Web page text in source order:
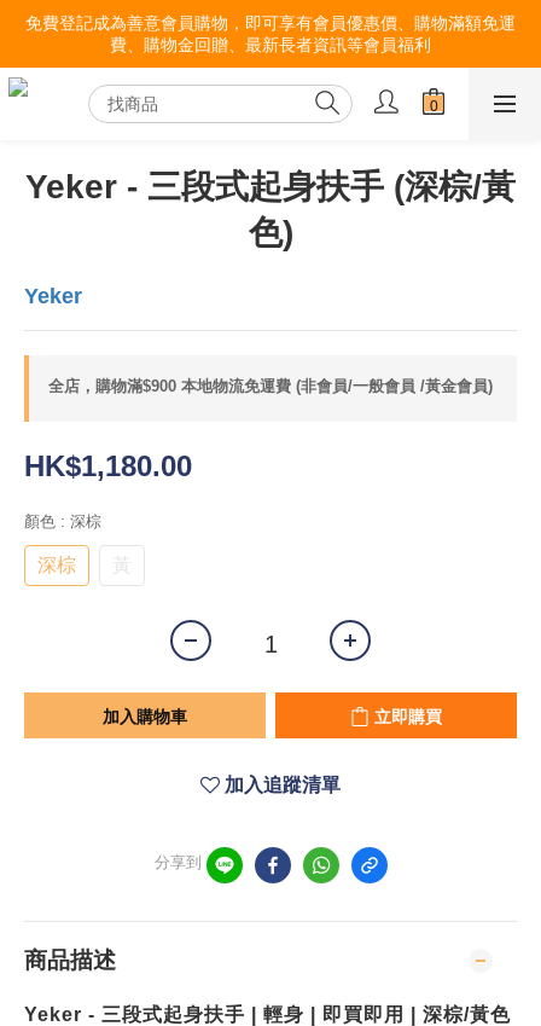
免費登記成為善意會員購物，即可享有會員優惠價、購物滿額免運
費、購物金回贈、最新長者資訊等會員福利
Yeker - 三段式起身扶手 (深棕/黃
色)
Yeker
全店，購物滿$900 本地物流免運費 (非會員/一般會員 /黃金會員)
HK$1,180.00
顏色 : 深棕
深棕 黃
加入購物車 立即購買
加入追蹤清單
分享到
商品描述
Yeker - 三段式起身扶手 | 輕身 | 即買即用 | 深棕/黃色